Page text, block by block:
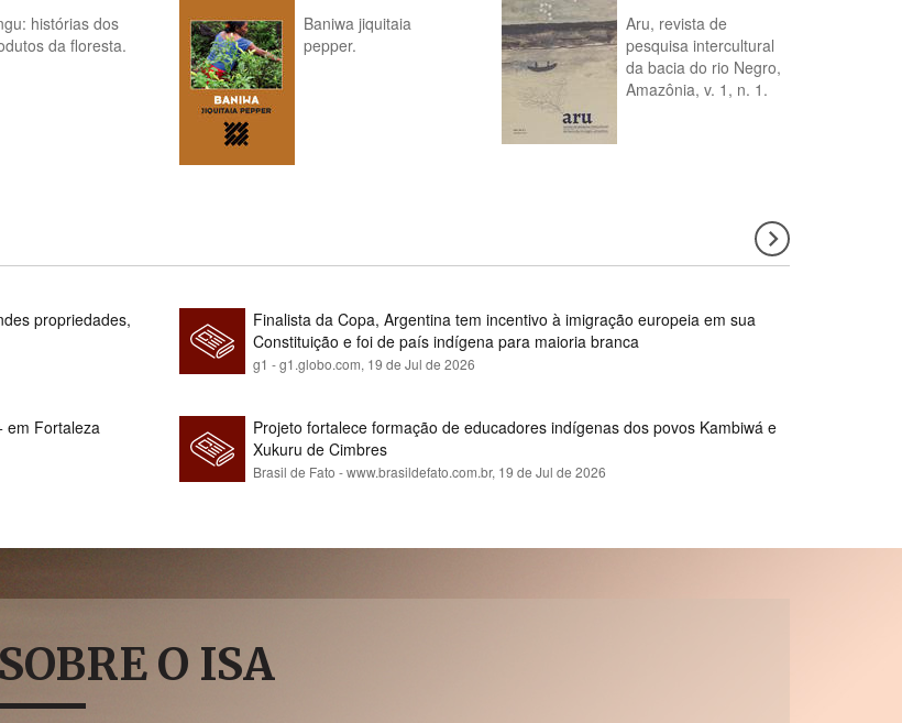
histórias dos
da floresta.
Baniwa jiquitaia
pepper.
Aru, revista de
pesquisa intercultural
da bacia do rio Negro,
Amazônia, v. 1, n. 1.
propriedades,
Finalista da Copa, Argentina tem incentivo à imigração europeia em sua
Constituição e foi de país indígena para maioria branca
g1 - g1.globo.com, 19 de Jul de 2026
em Fortaleza
Projeto fortalece formação de educadores indígenas dos povos Kambiwá e
Xukuru de Cimbres
Brasil de Fato - www.brasildefato.com.br, 19 de Jul de 2026
SOBRE O ISA